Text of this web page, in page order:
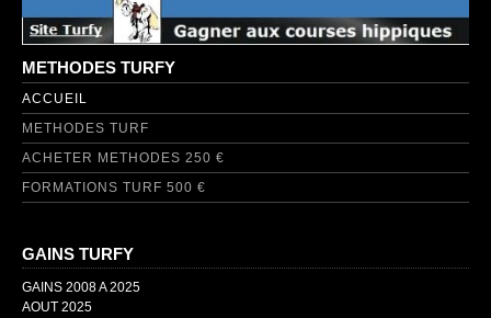
METHODES TURFY
ACCUEIL
METHODES TURF
ACHETER METHODES 250 €
FORMATIONS TURF 500 €
GAINS TURFY
GAINS 2008 A 2025
AOUT 2025